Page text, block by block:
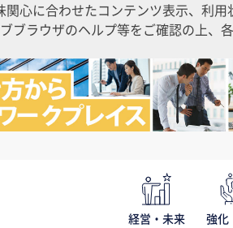
心に合わせたコンテンツ表示、利
ラウザのヘルプ等をご確認の上、
経営・未来 強化